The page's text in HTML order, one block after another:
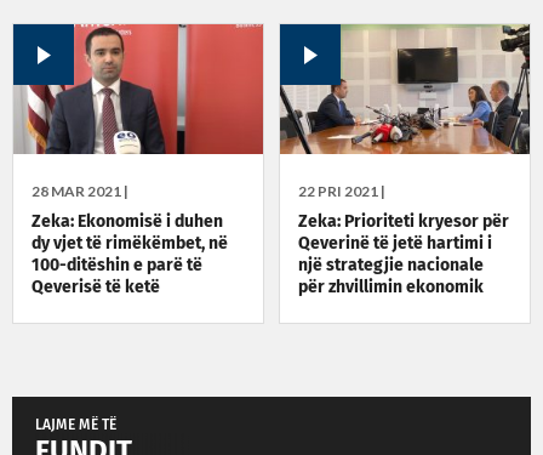
22 PRI 2021 |
Zeka: Prioriteti kryesor për
Qeverinë të jetë hartimi i
një strategjie nacionale
për zhvillimin ekonomik
28 MAR 2021 |
Zeka: Ekonomisë i duhen
dy vjet të rimëkëmbet, në
100-ditëshin e parë të
Qeverisë të ketë
LAJME MË TË